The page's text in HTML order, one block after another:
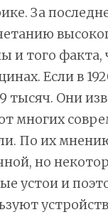
За
и того
Если в
тысяч. Они
многих
По их
но
устои и